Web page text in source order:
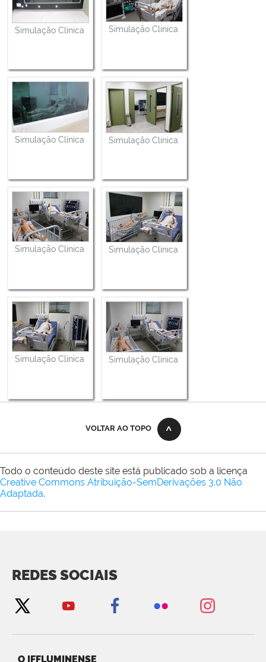
Simulação Clínica Simulação Clínica
Simulação Clínica Simulação Clínica
Simulação Clínica Simulação Clínica
Simulação Clínica Simulação Clínica
VOLTAR AO TOPO
Todo o conteúdo deste site está publicado sob a licença
Creative Commons Atribuição-SemDerivações 3.0 Não
Adaptada.
REDES SOCIAIS
O IFFLUMINENSE